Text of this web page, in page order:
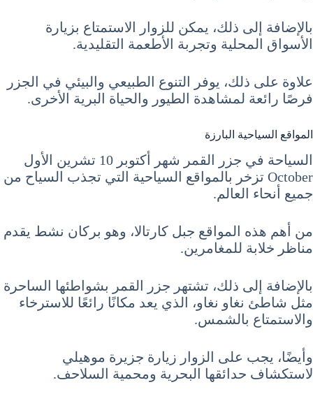
بالإضافة إلى ذلك، يمكن للزوار الاستمتاع بزيارة
الأسواق المحلية وتجربة الأطعمة التقليدية.
علاوة على ذلك، يوفر التنوع الطبيعي والبيئي في الجزر
فرصًا رائعة لمشاهدة الطيور والحياة البرية الأخرى.
المواقع السياحية البارزة
السياحة في جزر القمر شهر أكتوبر 10 تشرين الأول
October تزخر بالمواقع السياحية التي تجذب السياح من
جميع أنحاء العالم.
من أهم هذه المواقع جبل كارتالا، وهو بركان نشط يقدم
مناظر خلابة للمغامرين.
بالإضافة إلى ذلك، تشتهر جزر القمر بشواطئها الساحرة
مثل شاطئ نغاو نغاو، الذي يعد مكانًا رائعًا للاسترخاء
والاستمتاع بالشمس.
وأيضًا، يجب على الزوار زيارة جزيرة موهيلي
لاستكشاف حدائقها البحرية ومحمية السلاحف.